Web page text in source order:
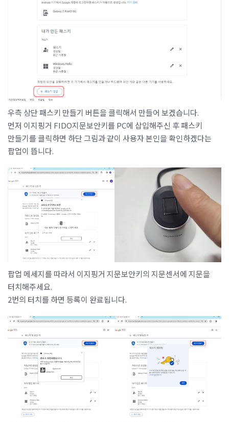
우측 상단 패스키 만들기 버튼을 클릭해서 만들어 보겠습니다.
먼저 이지핑거 FIDO지문보안키를 PC에 삽입해주신 후 패스키
만들기를 클릭하면 하단 그림과 같이 사용자 본인을 확인하겠다는
팝업이 뜹니다.
팝업 메세지를 따라서 이지핑거 지문보안키의 지문센서에 지문을
터치해주세요.
2번의 터치를 하면 등록이 완료됩니다.